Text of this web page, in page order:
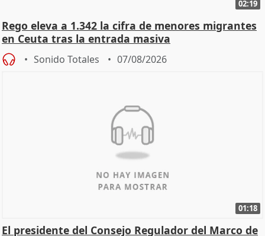
02:19
Rego eleva a 1.342 la cifra de menores migrantes
en Ceuta tras la entrada masiva
Sonido Totales 07/08/2026
01:18
El presidente del Consejo Regulador del Marco de